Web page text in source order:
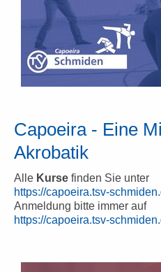
Capoeira - Eine
Akrobatik
Alle Kurse finden Sie unter
https://capoeira.tsv-
Anmeldung bitte immer auf
https://capoeira.tsv-